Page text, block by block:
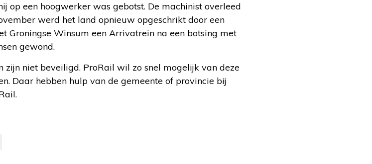
op een hoogwerker was gebotst. De machinist overleed
werd het land opnieuw opgeschrikt door een
Groningse Winsum een Arrivatrein na een botsing met
gewond.
zijn niet beveiligd. ProRail wil zo snel mogelijk van deze
Daar hebben hulp van de gemeente of provincie bij